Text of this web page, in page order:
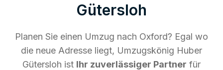
Gütersloh
Planen Sie einen Umzug nach Oxford? Egal wo
die neue Adresse liegt, Umzugskönig Huber
Gütersloh ist Ihr zuverlässiger Partner für